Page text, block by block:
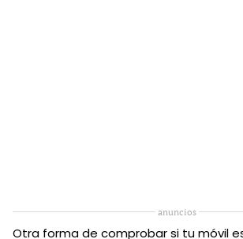
anuncios
Otra forma de comprobar si tu móvil